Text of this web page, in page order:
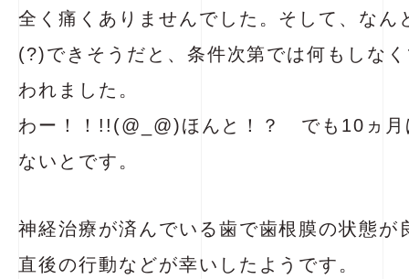
全く痛くありませんでした。そして、なん
(?)できそうだと、条件次第では何もしな
われました。
わー！！!!(@_@)ほんと！？ でも10ヵ月
ないとです。
神経治療が済んでいる歯で歯根膜の状態が
直後の行動などが幸いしたようです。